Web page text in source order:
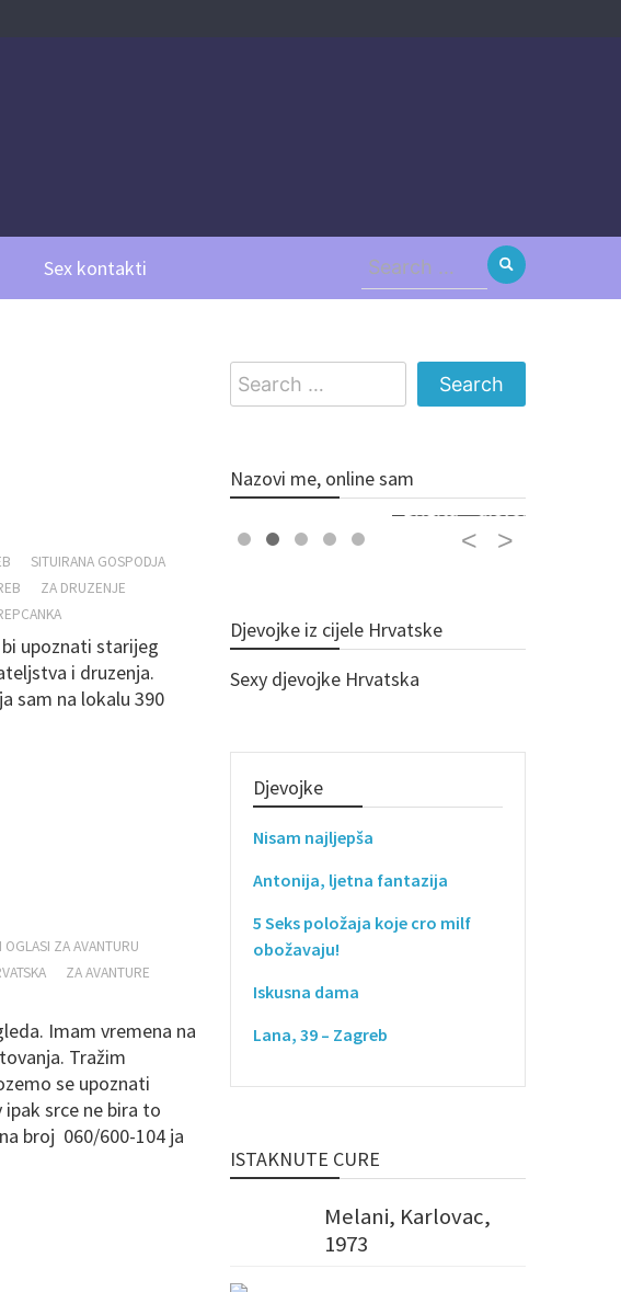
Sex kontakti
Search
for:
SITUIRANA GOSPODJA
ZA DRUZENJE
upoznati starijeg
i druzenja.
sam na lokalu 390
OGLASI ZA AVANTURU
ZA AVANTURE
Imam vremena na
Tražim
se upoznati
srce ne bira to
broj 060/600-104 ja
Search
for:
Nazovi me, online sam
Brigita – djevojka, fina, njezna
Djevojke iz cijele Hrvatske
Sexy djevojke Hrvatska
Djevojke
Nisam najljepša
Antonija, ljetna fantazija
5 Seks položaja koje cro milf
obožavaju!
Iskusna dama
Lana, 39 – Zagreb
ISTAKNUTE CURE
Melani, Karlovac,
1973